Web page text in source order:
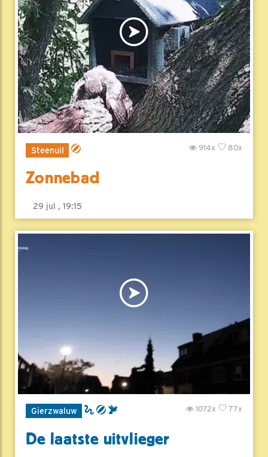
Steenuil 80x
914x
Zonnebad
29 jul , 19:15
Gierzwaluw 77x
1072x
De laatste uitvlieger